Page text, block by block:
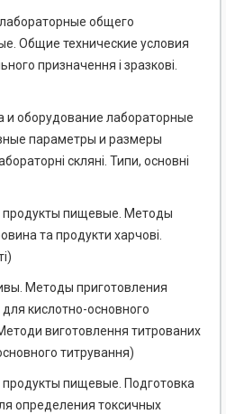
общего
Общие технические условия
призначення і зразкові.
и оборудование лабораторные
параметры и размеры
скляні. Типи, основні
пищевые. Методы
та продукти харчові.
Методы приготовления
кислотно-основного
виготовлення титрованих
титрування)
пищевые. Подготовка
определения токсичных